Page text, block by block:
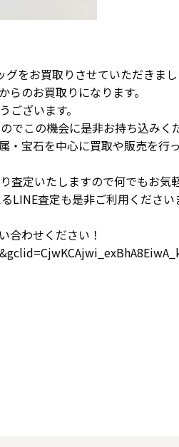
をお買取りさせていただきまし
のお買取りになります。
ざいます。
でこの機会に是非お持ち込みく
宝石を中心に買取や販売を行
定いたしますので何でもお気
LINE査定も是非ご利用ください
合わせください！